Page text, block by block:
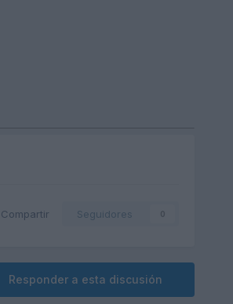
Compartir Seguidores 0
Responder a esta discusión